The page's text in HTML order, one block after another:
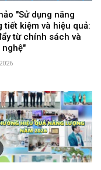
"Sử dụng năng
tiết kiệm và hiệu quả:
từ chính sách và